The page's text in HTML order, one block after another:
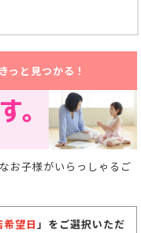
っと見つかる！
お子様がいらっしゃるご
希望日 」をご選択いただ